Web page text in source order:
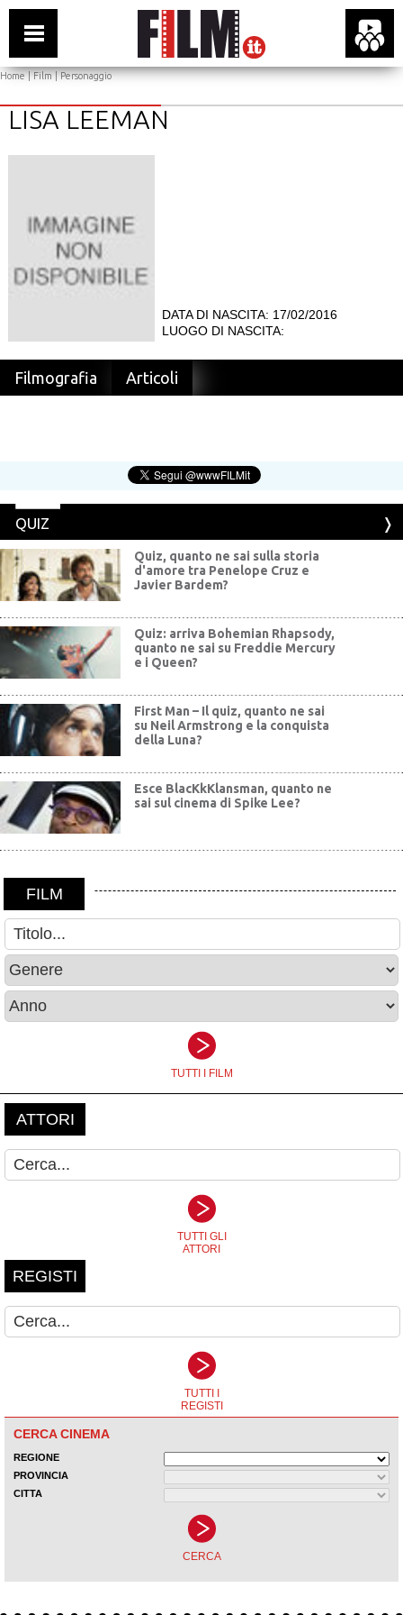
Home|Film| Personaggio
LISA LEEMAN
DATA DI NASCITA: 17/02/2016
LUOGO DI NASCITA:
Filmografia Articoli
QUIZ
Quiz, quanto ne sai sulla storia
d'amore tra Penelope Cruz e
Javier Bardem?
Quiz: arriva Bohemian Rhapsody,
quanto ne sai su Freddie Mercury
e i Queen?
First Man – Il quiz, quanto ne sai
su Neil Armstrong e la conquista
della Luna?
Esce BlacKkKlansman, quanto ne
sai sul cinema di Spike Lee?